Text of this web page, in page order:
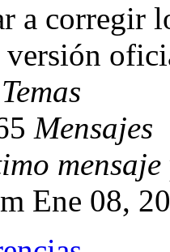
a corregir
versión
Temas
Mensajes
mensaje
Ene 08,